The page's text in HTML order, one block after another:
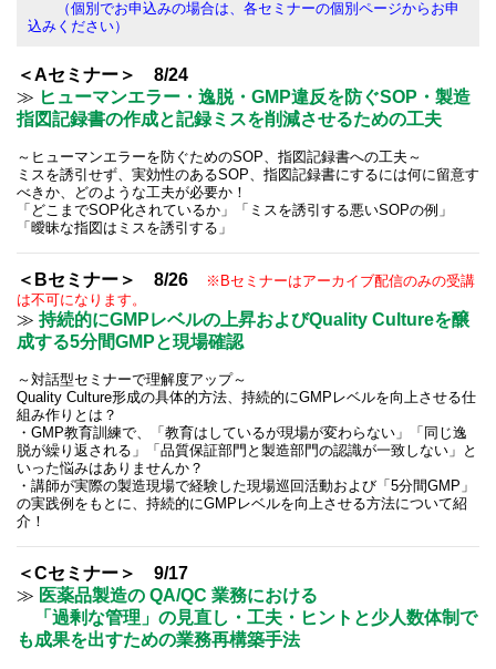
（個別でお申込みの場合は、各セミナーの個別ページからお申
込みください）
＜Aセミナー＞ 8/24
≫ ヒューマンエラー・逸脱・GMP違反を防ぐSOP・製造
指図記録書の作成と記録ミスを削減させるための工夫
～ヒューマンエラーを防ぐためのSOP、指図記録書への工夫～
ミスを誘引せず、実効性のあるSOP、指図記録書にするには何に留意す
べきか、どのような工夫が必要か！
「どこまでSOP化されているか」「ミスを誘引する悪いSOPの例」
「曖昧な指図はミスを誘引する」
＜Bセミナー＞ 8/26
※Bセミナーはアーカイブ配信のみの受講
は不可になります。
≫ 持続的にGMPレベルの上昇およびQuality Cultureを醸
成する5分間GMPと現場確認
～対話型セミナーで理解度アップ～
Quality Culture形成の具体的方法、持続的にGMPレベルを向上させる仕
組み作りとは？
・GMP教育訓練で、「教育はしているが現場が変わらない」「同じ逸
脱が繰り返される」「品質保証部門と製造部門の認識が一致しない」と
いった悩みはありませんか？
・講師が実際の製造現場で経験した現場巡回活動および「5分間GMP」
の実践例をもとに、持続的にGMPレベルを向上させる方法について紹
介！
＜Cセミナー＞ 9/17
≫ 医薬品製造の QA/QC 業務における
「過剰な管理」の見直し・工夫・ヒントと少人数体制で
も成果を出すための業務再構築手法